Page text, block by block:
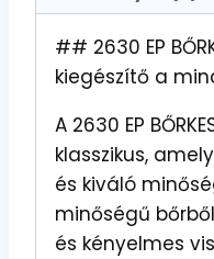
## 2630 EP
kiegészítő a
A 2630 EP
klasszikus,
és kiváló
minőségű
és kényelmes